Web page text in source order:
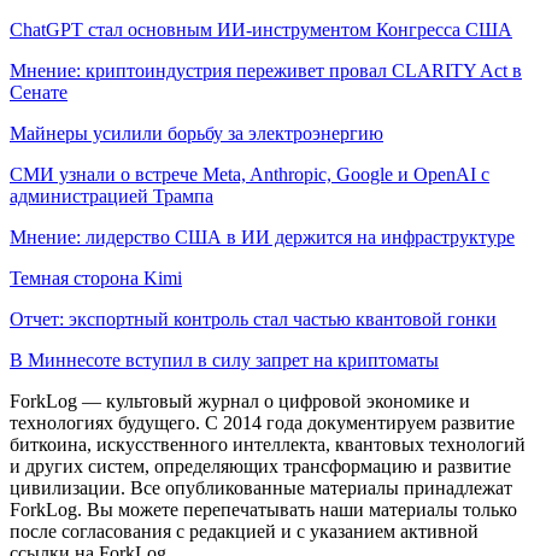
ChatGPT стал основным ИИ-инструментом Конгресса США
Мнение: криптоиндустрия переживет провал CLARITY Act в
Сенате
Майнеры усилили борьбу за электроэнергию
СМИ узнали о встрече Meta, Anthropic, Google и OpenAI с
администрацией Трампа
Мнение: лидерство США в ИИ держится на инфраструктуре
Темная сторона Kimi
Отчет: экспортный контроль стал частью квантовой гонки
В Миннесоте вступил в силу запрет на криптоматы
ForkLog — культовый журнал о цифровой экономике и
технологиях будущего. С 2014 года документируем развитие
биткоина, искусственного интеллекта, квантовых технологий
и других систем, определяющих трансформацию и развитие
цивилизации. Все опубликованные материалы принадлежат
ForkLog. Вы можете перепечатывать наши материалы только
после согласования с редакцией и с указанием активной